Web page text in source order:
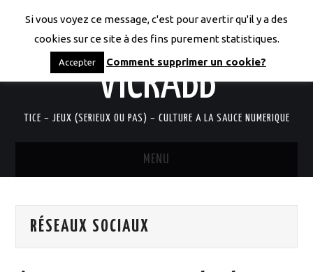
LES CODICES DE
VICRABB
TICE – JEUX (SERIEUX OU PAS) – CULTURE A LA SAUCE NUMERIQUE
MENU
QUI SUIS-JE?
RÉSEAUX SOCIAUX
Si vous voyez ce message, c'est pour avertir qu'il y a des
cookies sur ce site à des fins purement statistiques.
Accepter Comment supprimer un cookie?